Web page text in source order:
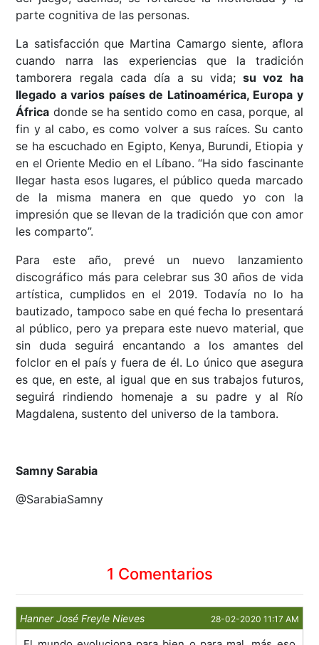
parte cognitiva de las personas.
La satisfacción que Martina Camargo siente, aflora
cuando narra las experiencias que la tradición
tamborera regala cada día a su vida;su voz ha
llegado a varios países de Latinoamérica, Europa y
África donde se ha sentido como en casa, porque, al
fin y al cabo, es como volver a sus raíces. Su canto
se ha escuchado en Egipto, Kenya, Burundi, Etiopia y
en el Oriente Medio en el Líbano. “Ha sido fascinante
llegar hasta esos lugares, el público queda marcado
de la misma manera en que quedo yo con la
impresión que se llevan de la tradición que con amor
les comparto”.
Para este año, prevé un nuevo lanzamiento
discográfico más para celebrar sus 30 años de vida
artística, cumplidos en el 2019. Todavía no lo ha
bautizado, tampoco sabe en qué fecha lo presentará
al público, pero ya prepara este nuevo material, que
sin duda seguirá encantando a los amantes del
folclor en el país y fuera de él. Lo único que asegura
es que, en este, al igual que en sus trabajos futuros,
seguirá rindiendo homenaje a su padre y al Río
Magdalena, sustento del universo de la tambora.
Samny Sarabia
@SarabiaSamny
1 Comentarios
Hanner José Freyle Nieves 28-02-2020 11:17 AM